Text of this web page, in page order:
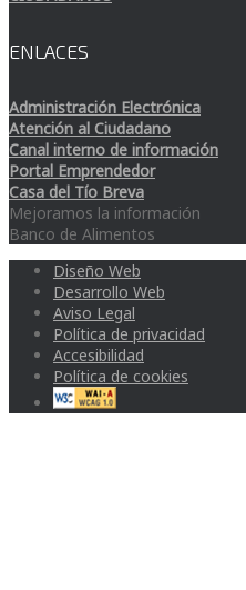
ENLACES
Administración Electrónica
Atención al Ciudadano
Canal interno de información
Portal Emprendedor
Casa del Tío Breva
Mejoramos la información
Banco de Alimentos
Diseño Web
Desarrollo Web
Aviso Legal
Política de privacidad
Accesibilidad
Política de cookies